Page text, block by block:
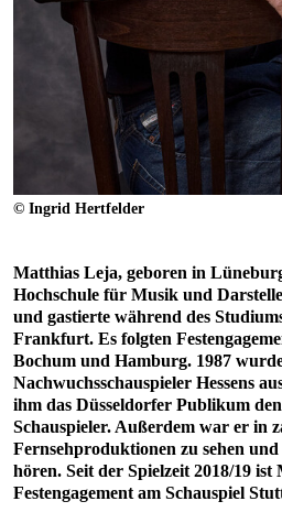
© Ingrid Hertfelder
Matthias Leja, geboren in
Hochschule für Musik und
und gastierte während des
Frankfurt. Es folgten
Bochum und Hamburg. 1987
Nachwuchsschauspieler Hessens
ihm das Düsseldorfer Publikum
Schauspieler. Außerdem war er in
Fernsehproduktionen zu sehen
hören. Seit der Spielzeit 2018/19
Festengagement am Schauspiel